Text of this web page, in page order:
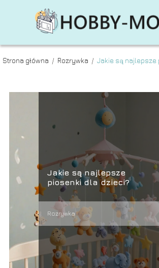
Strona główna / Rozrywka / Jakie są najlepsze
Jakie są najlepsze
piosenki dla dzieci?
Rozrywka